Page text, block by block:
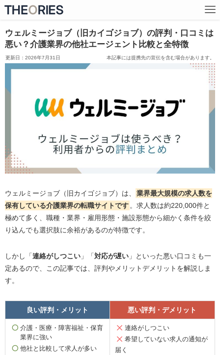
ウェルミージョブ（旧カイゴジョブ）の評判・口コミは
悪い？介護業界の他社エージェント比較と全特徴
本記事には提携先の宣伝を含む場合があります。
2026年7月31日
ウェルミージョブ（旧カイゴジョブ）は、
業界最大規模の求人数を
保有している介護業界の転職サイトです 。求人数は約220,000件と
極めて多く、職種・業界・雇用形態・施設形態から細かく条件を絞
り込んでも選択肢に余裕があるのが特徴です。
しかし「連絡がしつこい」「対応が遅い」といった悪い口コミも一
定あるので、この記事では、評判やメリットデメリットを解説しま
す。
良い評判・メリット 悪い評判・デメリット
介護・医療・障害福祉・保育
業界に強い
他社と比較して求人が多い
連絡がしつこい
希望していない求人の通知が
届く